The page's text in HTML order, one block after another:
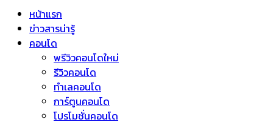
หน้าแรก
ข่าวสารน่ารู้
คอนโด
พรีวิวคอนโดใหม่
รีวิวคอนโด
ทำเลคอนโด
การ์ตูนคอนโด
โปรโมชั่นคอนโด